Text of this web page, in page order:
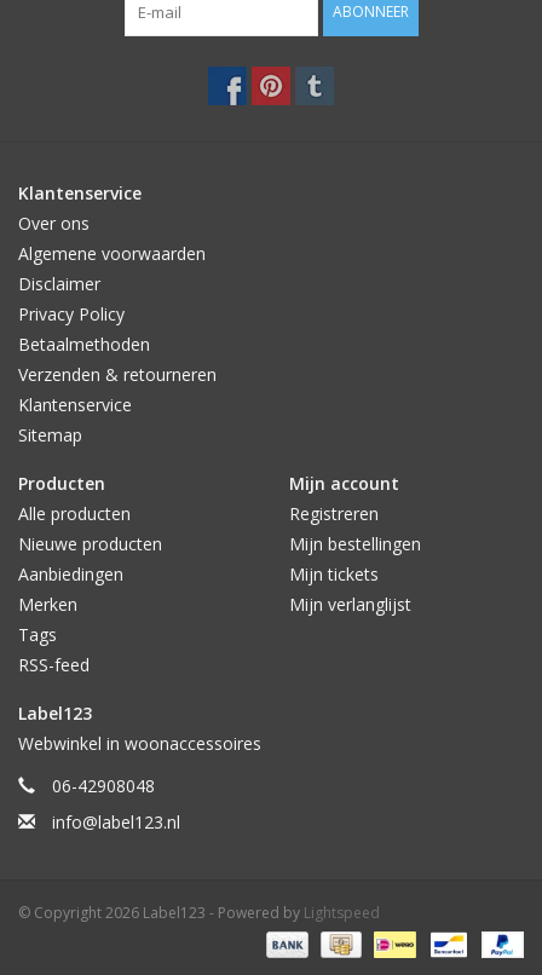
ABONNEER
Klantenservice
Over ons
Algemene voorwaarden
Disclaimer
Privacy Policy
Betaalmethoden
Verzenden & retourneren
Klantenservice
Sitemap
Producten
Alle producten
Nieuwe producten
Aanbiedingen
Merken
Tags
RSS-feed
Mijn account
Registreren
Mijn bestellingen
Mijn tickets
Mijn verlanglijst
Label123
Webwinkel in woonaccessoires
06-42908048
info@label123.nl
© Copyright 2026 Label123 - Powered by Lightspeed